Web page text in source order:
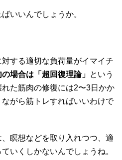
いいんでしょうか。
する適切な負荷量がイマイチ
場合は「超回復理論」 という
た筋肉の修復には2〜3日かか
がら筋トレすればいいわけで
瞑想などを取り入れつつ、適
いくしかないんでしょうね。